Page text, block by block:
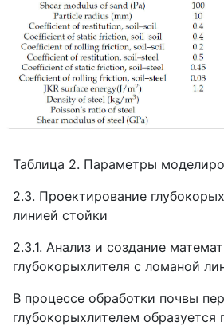
Таблица 2. Параметры
2.3. Проектирование
линией стойки
2.3.1. Анализ и создание
глубокорыхлителя с ломаной
В процессе обработки почвы
глубокорыхлителем образуется